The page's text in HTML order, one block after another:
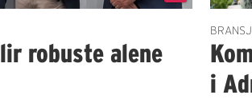
robuste alene
i